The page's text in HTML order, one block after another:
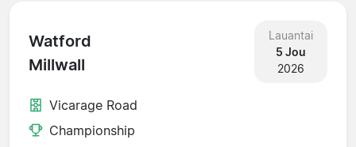
Watford
Millwall
Lauantai
5 Jou
2026
Vicarage Road
Championship